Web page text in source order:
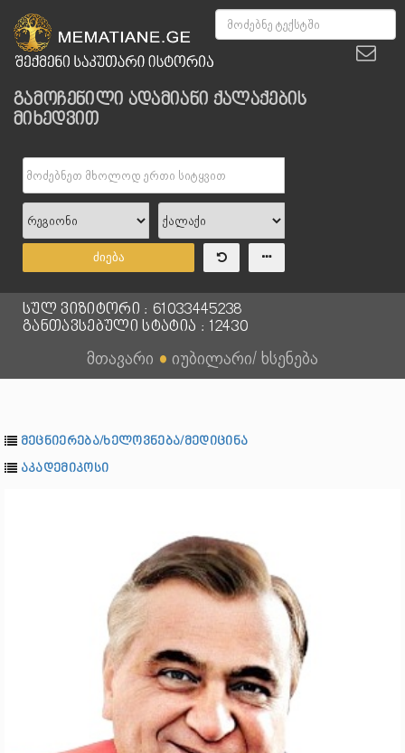
გამოჩენილი ადამიანი ქალაქების
მიხედვით
ძიება
სულ ვიზიტორი : 61033445238
განთავსებული სტატია : 12430
მთავარი ● იუბილარი/ ხსენება
მეცნიერება/ხელოვნება/მედიცინა
აკადემიკოსი